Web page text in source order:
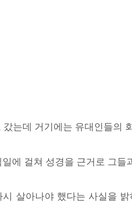
는데 거기에는 유대인들의
에 걸쳐 성경을 근거로 그들
살아나야 했다는 사실을